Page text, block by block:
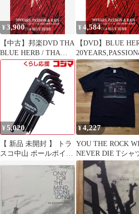
¥3,900
【中古】邦楽DVD THA
BLUE HERB / THA
BLUE HERB
20YEARS、PASSION＆
RAIN [初回版]
¥ 4,584
【DVD】BLUE
AIN (TBHRDV-8)
¥ 5,020
【 新品 未開封 】 トラ
スコ中山 ボールポイン
トヘックスローブレン
組)T7H~T50 TBHR12S
¥4,227
YOU THE ROCK
NEVER DIE Tシャ
XL サイズ